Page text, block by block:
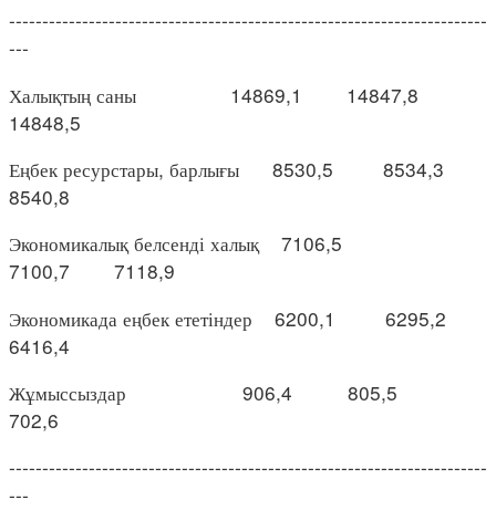
------------------------------------------------------------------------
---
Халықтың саны 14869,1 14847,8
14848,5
Еңбек ресурстары, барлығы 8530,5 8534,3
8540,8
Экономикалық белсенді халық 7106,5
7100,7 7118,9
Экономикада еңбек ететіндер 6200,1 6295,2
6416,4
Жұмыссыздар 906,4 805,5
702,6
------------------------------------------------------------------------
---